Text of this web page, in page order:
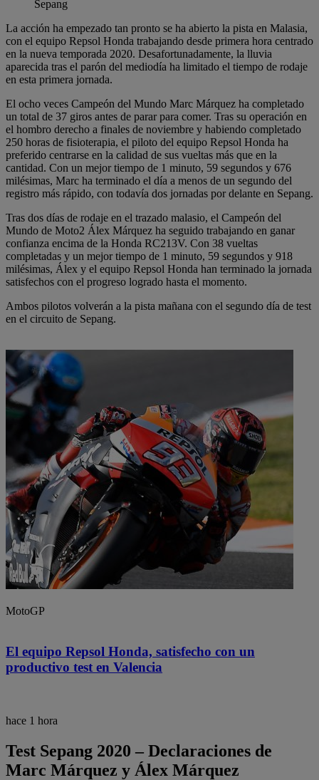
Sepang
La acción ha empezado tan pronto se ha abierto la pista en Malasia,
con el equipo Repsol Honda trabajando desde primera hora centrado
en la nueva temporada 2020. Desafortunadamente, la lluvia
aparecida tras el parón del mediodía ha limitado el tiempo de rodaje
en esta primera jornada.
El ocho veces Campeón del Mundo Marc Márquez ha completado
un total de 37 giros antes de parar para comer. Tras su operación en
el hombro derecho a finales de noviembre y habiendo completado
250 horas de fisioterapia, el piloto del equipo Repsol Honda ha
preferido centrarse en la calidad de sus vueltas más que en la
cantidad. Con un mejor tiempo de 1 minuto, 59 segundos y 676
milésimas, Marc ha terminado el día a menos de un segundo del
registro más rápido, con todavía dos jornadas por delante en Sepang.
Tras dos días de rodaje en el trazado malasio, el Campeón del
Mundo de Moto2 Álex Márquez ha seguido trabajando en ganar
confianza encima de la Honda RC213V. Con 38 vueltas
completadas y un mejor tiempo de 1 minuto, 59 segundos y 918
milésimas, Álex y el equipo Repsol Honda han terminado la jornada
satisfechos con el progreso logrado hasta el momento.
Ambos pilotos volverán a la pista mañana con el segundo día de test
en el circuito de Sepang.
MotoGP
El equipo Repsol Honda, satisfecho con un
productivo test en Valencia
hace 1 hora
Test Sepang 2020 – Declaraciones de
Marc Márquez y Álex Márquez